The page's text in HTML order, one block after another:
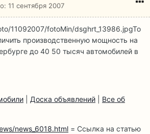
11 сентября 2007
11092007/fotoMin/dsghrt_13986.jpgTo
производственную мощность на
до 40 50 тысяч автомобилей в
Доска объявлений
Все об
news_6018.html = Ссылка на статью